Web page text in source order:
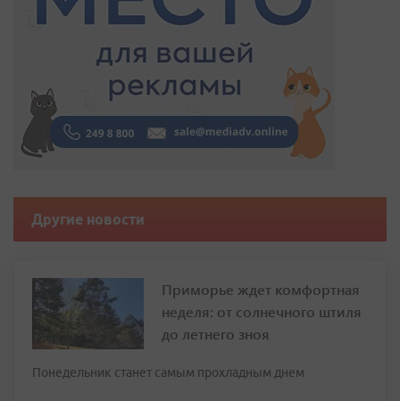
Другие новости
Приморье ждет комфортная
неделя: от солнечного штиля
до летнего зноя
Понедельник станет самым прохладным днем